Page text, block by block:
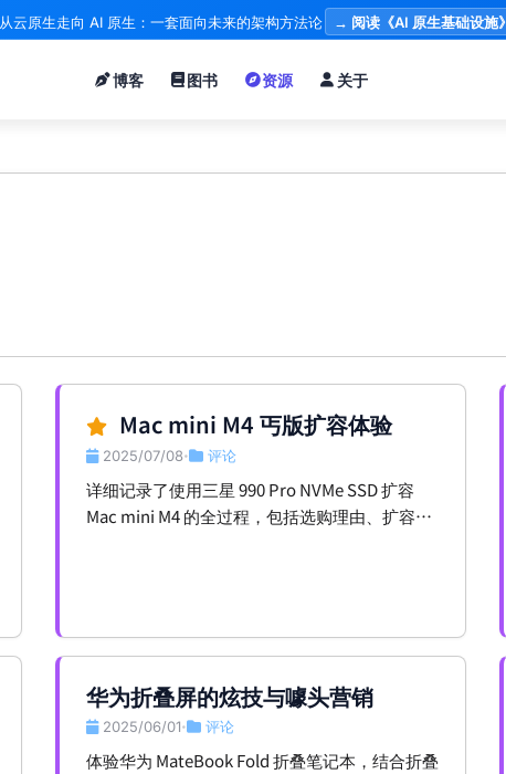
从云原生走向 AI 原生：一套面向未来的架构方法论 → 阅读《AI 原生基础设施》
博客 图书 资源 关于
Mac mini M4 丐版扩容体验
2025/07/08• 评论
详细记录了使用三星 990 Pro NVMe SSD 扩容
Mac mini M4 的全过程，包括选购理由、扩容方
华为折叠屏的炫技与噱头营销
2025/06/01 • 评论
体验华为 MateBook Fold 折叠笔记本，结合折叠